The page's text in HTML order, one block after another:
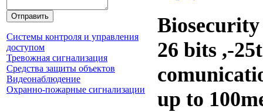
Системы контроля и управления
доступом
Тревожная сигнализация
Средства защиты объектов
Видеонаблюдение
Охранно-пожарные сигнализации
26 bits ,-
up to